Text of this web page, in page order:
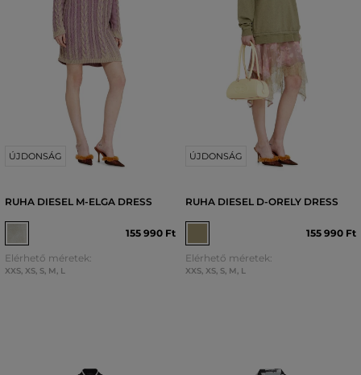
ÚJDONSÁG
RUHA DIESEL M-ELGA DRESS
155 990 Ft
Elérhető méretek:
XXS, XS, S, M, L
ÚJDONSÁG
RUHA DIESEL D-ORELY DRESS
155 990 Ft
Elérhető méretek:
XXS, XS, S, M, L